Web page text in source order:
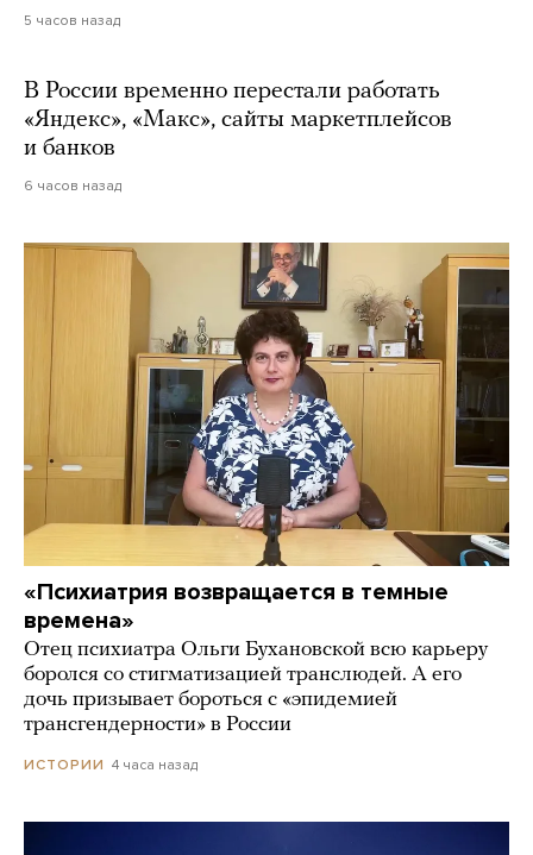
5 часов назад
В России временно перестали работать
«Яндекс», «Макс», сайты маркетплейсов
и банков
6 часов назад
«Психиатрия возвращается в темные
времена»
Отец психиатра Ольги Бухановской всю карьеру
боролся со стигматизацией транслюдей. А его
дочь призывает бороться с «эпидемией
трансгендерности» в России
ИСТОРИИ 4 часа назад